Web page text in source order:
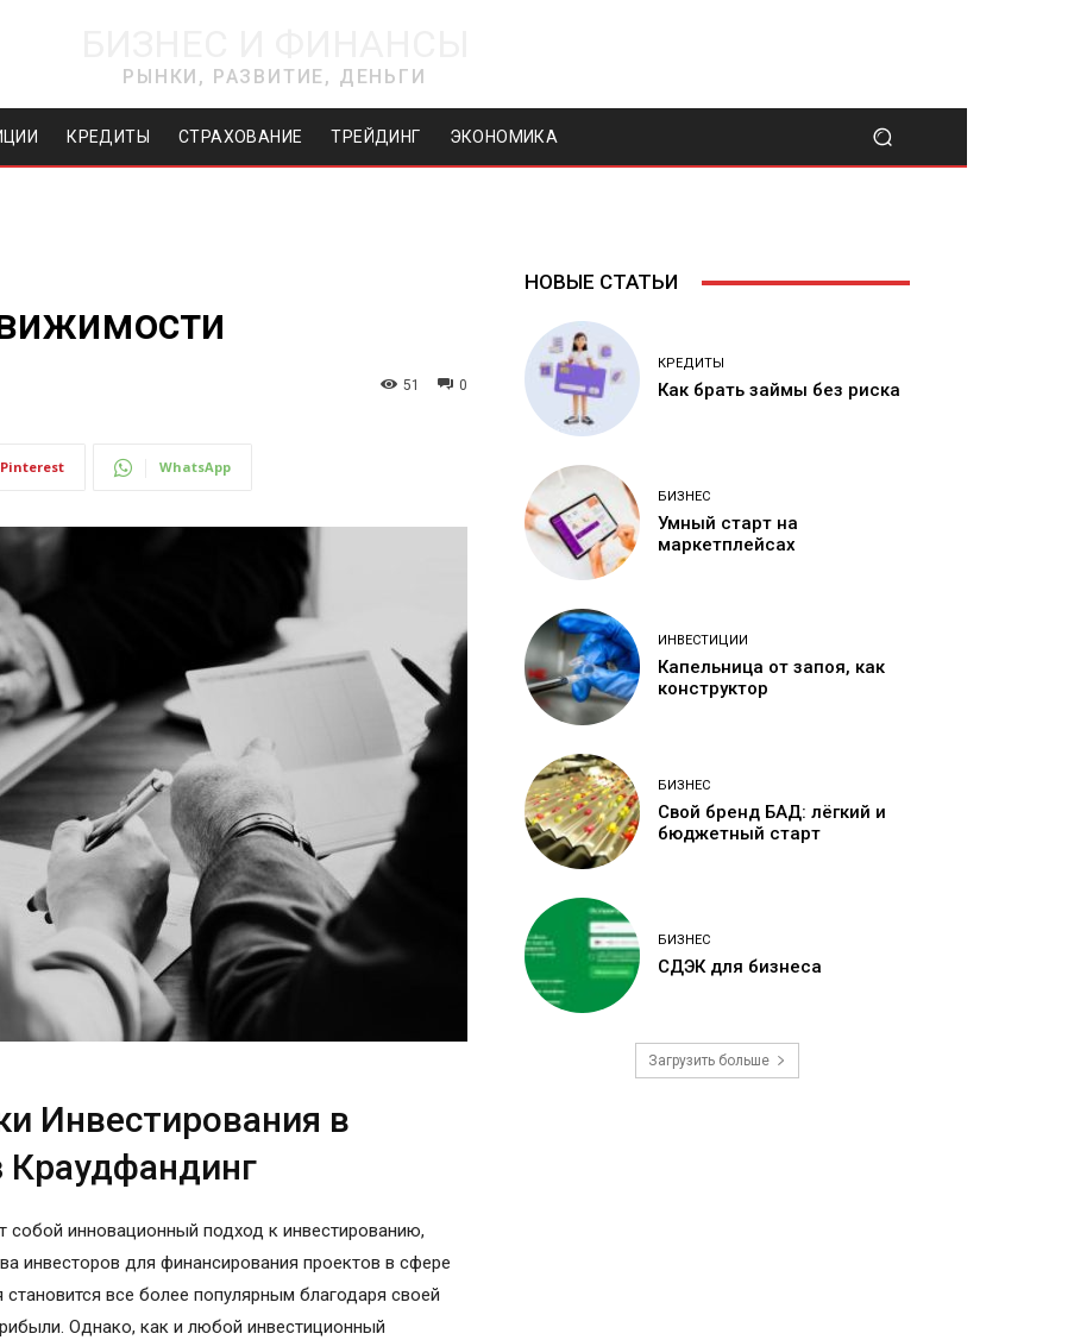
РЫНКИ, РАЗВИТИЕ, ДЕНЬГИ
КРЕДИТЫ СТРАХОВАНИЕ ТРЕЙДИНГ ЭКОНОМИКА
0
51
Pinterest WhatsApp
Инвестирования в
инновационный подход к инвестированию,
инвесторов для финансирования проектов в сфере
все более популярным благодаря своей
Однако, как и любой инвестиционный
НОВЫЕ СТАТЬИ
КРЕДИТЫ
Как брать займы без риска
БИЗНЕС
Умный старт на
маркетплейсах
ИНВЕСТИЦИИ
Капельница от запоя, как
конструктор
БИЗНЕС
Свой бренд БАД: лёгкий и
бюджетный старт
БИЗНЕС
СДЭК для бизнеса
Загрузить больше